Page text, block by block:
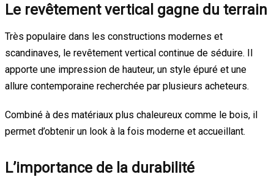
Le revêtement vertical gagne du terrain
Très populaire dans les constructions modernes et
scandinaves, le revêtement vertical continue de séduire. Il
apporte une impression de hauteur, un style épuré et une
allure contemporaine recherchée par plusieurs acheteurs.
Combiné à des matériaux plus chaleureux comme le bois, il
permet d’obtenir un look à la fois moderne et accueillant.
L’importance de la durabilité